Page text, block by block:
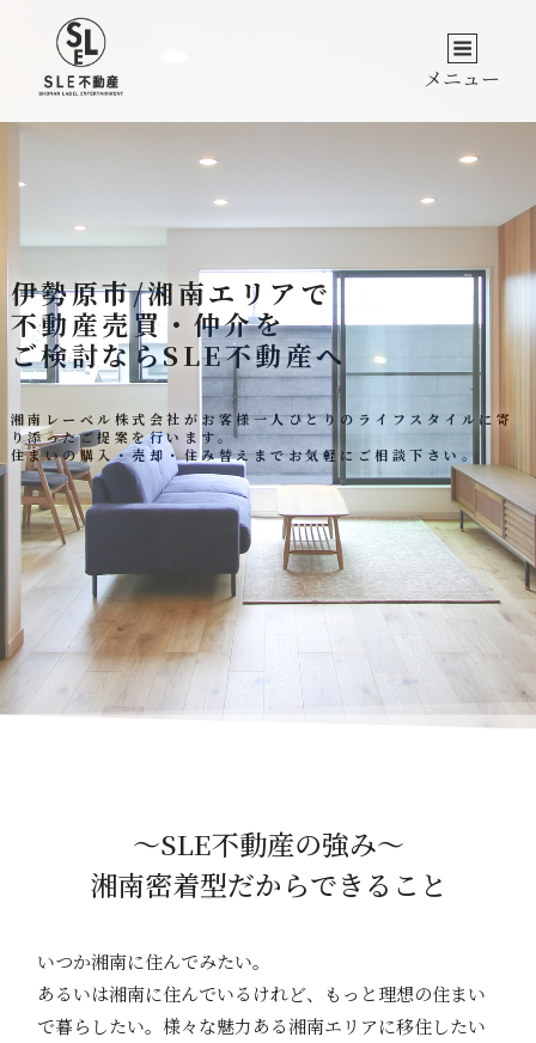
伊勢原市/湘南エリアの不動産売買・仲介な
らSLE不動産 | 湘南レーベル株式会社
メニュー
伊勢原市/湘南エリアで
不動産売買・仲介を
ご検討ならSLE不動産へ
湘南レーベル株式会社がお客様一人ひとりのライフスタイルに寄
り添ったご提案を行います。
住まいの購入・売却・住み替えまでお気軽にご相談下さい。
～SLE不動産の強み～
湘南密着型だからできること
いつか湘南に住んでみたい。
あるいは湘南に住んでいるけれど、もっと理想の住まい
で暮らしたい。様々な魅力ある湘南エリアに移住したい